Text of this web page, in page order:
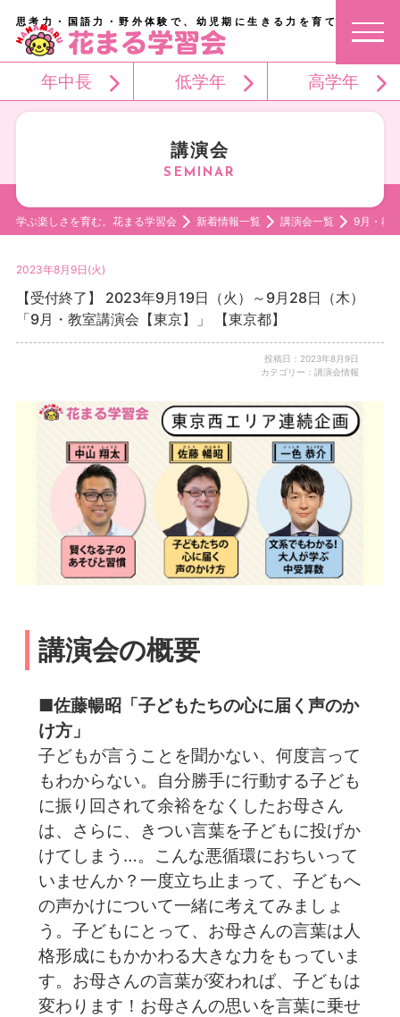
思考力・国語力・野外体験で、幼児期に生きる力を育てる。
年中長 低学年 高学年
講演会
学ぶ楽しさを育む。花まる学習会 新着情報一覧 講演会一覧 9月・教
2023年8月9日(火)
【受付終了】 2023年9月19日（火）～9月28日（木）
「9月・教室講演会【東京】」 【東京都】
投稿日：2023年8月9日
カテゴリー：講演会情報
講演会の概要
■佐藤暢昭「子どもたちの心に届く声のか
け方」
子どもが言うことを聞かない、何度言って
もわからない。自分勝手に行動する子ども
に振り回されて余裕をなくしたお母さん
は、さらに、きつい言葉を子どもに投げか
けてしまう…。こんな悪循環におちいって
いませんか？一度立ち止まって、子どもへ
の声かけについて一緒に考えてみましょ
う。子どもにとって、お母さんの言葉は人
格形成にもかかわる大きな力をもっていま
す。お母さんの言葉が変われば、子どもは
変わります！お母さんの思いを言葉に乗せ